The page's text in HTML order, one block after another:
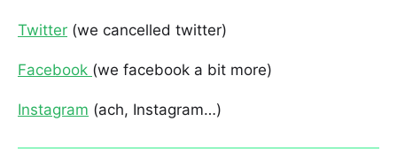
Twitter (we cancelled twitter)
Facebook (we facebook a bit more)
Instagram (ach, Instagram…)